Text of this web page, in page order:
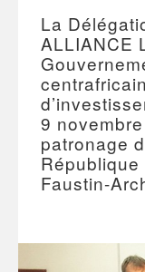
La
ALLIANCE
9
patronage
Faustin-